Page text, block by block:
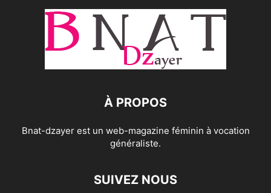
À PROPOS
Bnat-dzayer est un web-magazine féminin à vocation
généraliste.
SUIVEZ NOUS